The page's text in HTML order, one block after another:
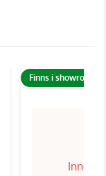
Finns i showroom!